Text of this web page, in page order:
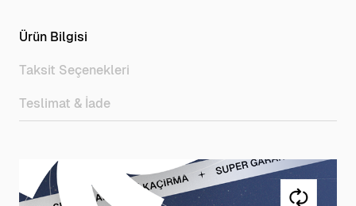
Ürün Bilgisi
Taksit Seçenekleri
Teslimat & İade